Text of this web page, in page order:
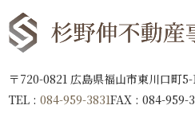
〒720-0821 広島県福山市東川口町
TEL :084-959-3831FAX : 084-959-